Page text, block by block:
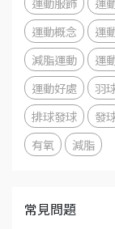
運動概念
運
減脂運動
運
運動好處
羽
排球發球
發
有氧
減脂
常見問題